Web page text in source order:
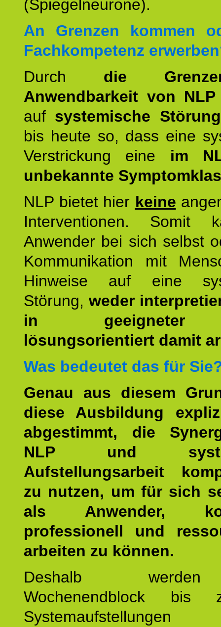
(Spiegelneurone).
An Grenzen kommen
Fachkompetenz
Durch die
Anwendbarkeit von NLP
auf systemische
bis heute so, dass eine
Verstrickung eine im
unbekannte
NLP bietet hier keine
Interventionen. Somit
Anwender bei sich selbst
Kommunikation mit
Hinweise auf eine
Störung, weder
in geeigneter
lösungsorientiert damit
Was bedeutet das für
Genau aus diesem
diese Ausbildung
abgestimmt, die
NLP und
Aufstellungsarbeit
zu nutzen, um für sich
als Anwender,
professionell und
arbeiten zu können.
Deshalb
Wochenendblock bis